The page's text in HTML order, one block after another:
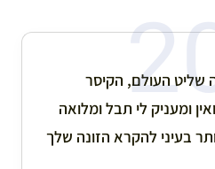
שליט העולם, הקיסר
ומעניק לי תבל ומלואה
בעיני להקרא הזונה שלך